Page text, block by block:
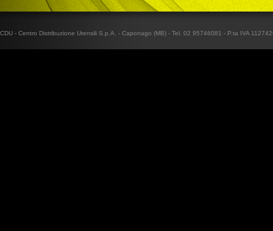
CDU - Centro Distribuzione Utensili S.p.A. - Caponago (MB) - Tel. 02 95746081 - P.ta IVA